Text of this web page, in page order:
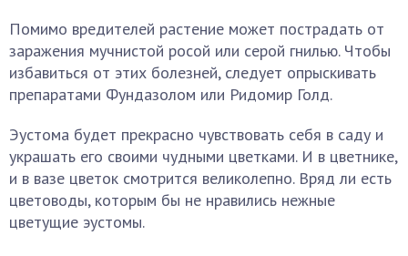
Помимо вредителей растение может пострадать от
заражения мучнистой росой или серой гнилью. Чтобы
избавиться от этих болезней, следует опрыскивать
препаратами Фундазолом или Ридомир Голд.
Эустома будет прекрасно чувствовать себя в саду и
украшать его своими чудными цветками. И в цветнике,
и в вазе цветок смотрится великолепно. Вряд ли есть
цветоводы, которым бы не нравились нежные
цветущие эустомы.